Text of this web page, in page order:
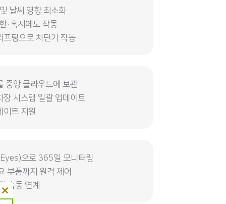
날씨 영향 최소화
혹서에도 작동
프팅으로 차단기 작동
중앙 클라우드에 보관
장 시스템 일괄 업데이트
이트 지원
으로 365일 모니터링
부품까지 원격 제어
출동 연계
Close